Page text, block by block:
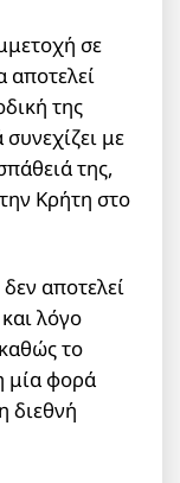
σε
της
με
της,
Κρήτη στο
αποτελεί
λόγο
το
μία φορά
διεθνή